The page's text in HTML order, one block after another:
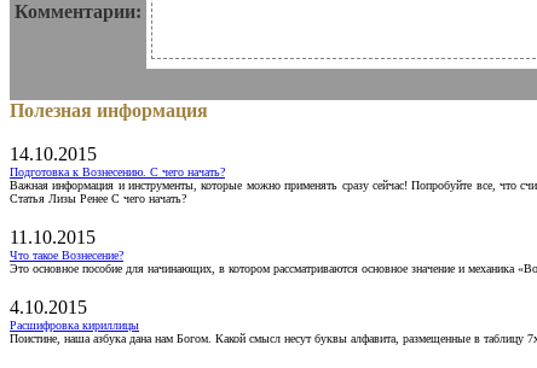
Комментарии:
Полезная информация
14.10.2015
Подготовка к Вознесению. С чего начать?
Важная информация и инструменты, которые можно применять сразу сейчас! Попробуйте все, что
Статья Лизы Ренее С чего начать?
11.10.2015
Что такое Вознесение?
Это основное пособие для начинающих, в котором рассматриваются основное значение и механика
4.10.2015
Расшифровка кириллицы
Поистине, наша азбука дана нам Богом. Какой смысл несут буквы алфавита, размещенные в таблицу